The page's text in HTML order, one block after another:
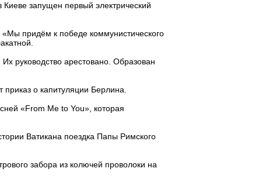
запущен первый электрический
придём к победе коммунистического
руководство арестовано. Образован
о капитуляции Берлина.
«From Me to You», которая
Ватикана поездка Папы Римского
забора из колючей проволоки на